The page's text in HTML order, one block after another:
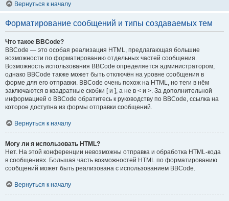
Вернуться к началу
Форматирование сообщений и типы создаваемых тем
Что такое BBCode?
BBCode — это особая реализация HTML, предлагающая большие
возможности по форматированию отдельных частей сообщения.
Возможность использования BBCode определяется администратором,
однако BBCode также может быть отключён на уровне сообщения в
форме для его отправки. BBCode очень похож на HTML, но теги в нём
заключаются в квадратные скобки [ и ], а не в < и >. За дополнительной
информацией о BBCode обратитесь к руководству по BBCode, ссылка на
которое доступна из формы отправки сообщений.
Вернуться к началу
Могу ли я использовать HTML?
Нет. На этой конференции невозможны отправка и обработка HTML-кода
в сообщениях. Большая часть возможностей HTML по форматированию
сообщений может быть реализована с использованием BBCode.
Вернуться к началу